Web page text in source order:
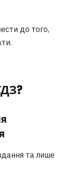
до того,
та лише